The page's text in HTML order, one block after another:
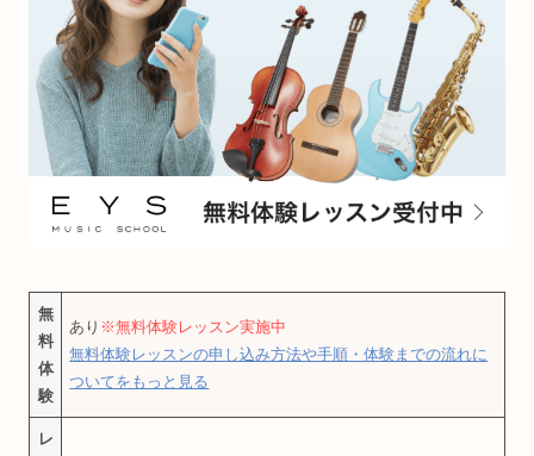
無
料
体
験
あり ※無料体験レッスン実施中
無料体験レッスンの申し込み方法や手順・体験までの流れに
ついてをもっと見る
レ